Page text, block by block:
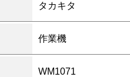
タカキタ
作業機
WM1071